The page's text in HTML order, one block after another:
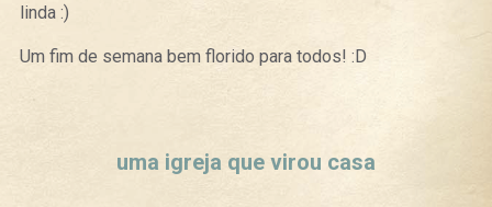
linda :)
Um fim de semana bem florido para todos! :D
uma igreja que virou casa